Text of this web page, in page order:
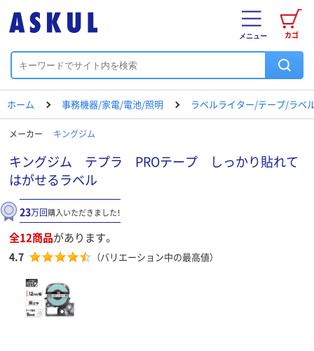
カゴ
メニュー
ホーム 事務機器/家電/電池/照明 ラベルライター/テープ/ラベ
メーカー キングジム
キングジム テプラ PROテープ しっかり貼れて
はがせるラベル
23万回購入いただきました！
全12商品があります。
4.7 （バリエーション中の最高値）